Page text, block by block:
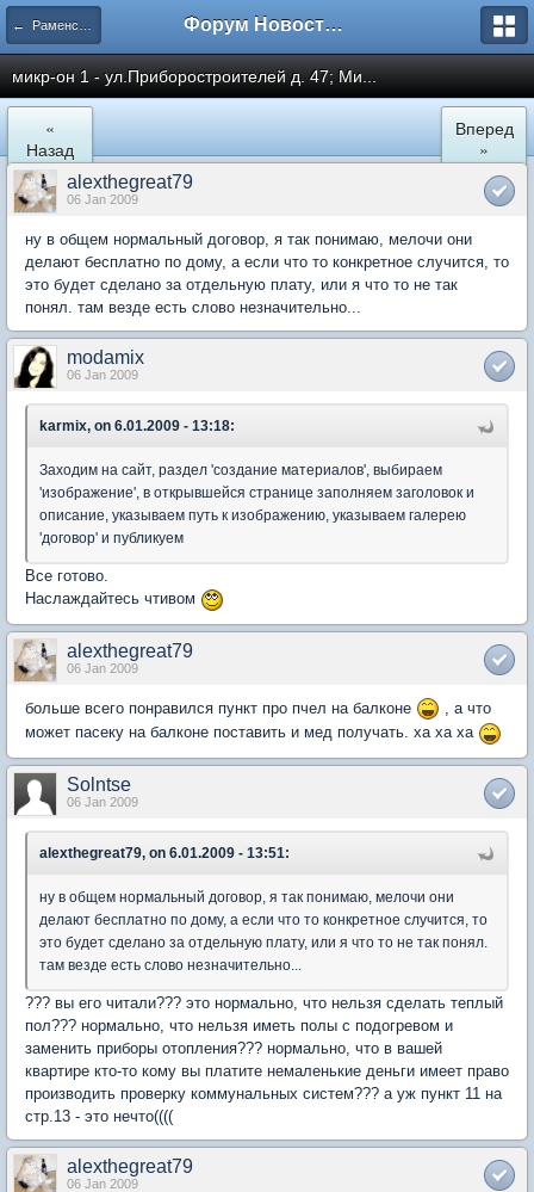
← Раменское Форум Новостройки
микр-он 1 - ул.Приборостроителей д. 47; Ми...
«
Назад
Вперед
»
alexthegreat79
06 Jan 2009
ну в общем нормальный договор, я так понимаю, мелочи они
делают бесплатно по дому, а если что то конкретное случится, то
это будет сделано за отдельную плату, или я что то не так
понял. там везде есть слово незначительно...
modamix
06 Jan 2009
karmix, on 6.01.2009 - 13:18:
Заходим на сайт, раздел 'создание материалов', выбираем
'изображение', в открывшейся странице заполняем заголовок и
описание, указываем путь к изображению, указываем галерею
'договор' и публикуем
Все готово.
Наслаждайтесь чтивом
alexthegreat79
06 Jan 2009
больше всего понравился пункт про пчел на балконе
, а что
может пасеку на балконе поставить и мед получать. ха ха ха
Solntse
06 Jan 2009
alexthegreat79, on 6.01.2009 - 13:51:
ну в общем нормальный договор, я так понимаю, мелочи они
делают бесплатно по дому, а если что то конкретное случится, то
это будет сделано за отдельную плату, или я что то не так понял.
там везде есть слово незначительно...
??? вы его читали??? это нормально, что нельзя сделать теплый
пол??? нормально, что нельзя иметь полы с подогревом и
заменить приборы отопления??? нормально, что в вашей
квартире кто-то кому вы платите немаленькие деньги имеет право
производить проверку коммунальных систем??? а уж пункт 11 на
стр.13 - это нечто((((
alexthegreat79
06 Jan 2009